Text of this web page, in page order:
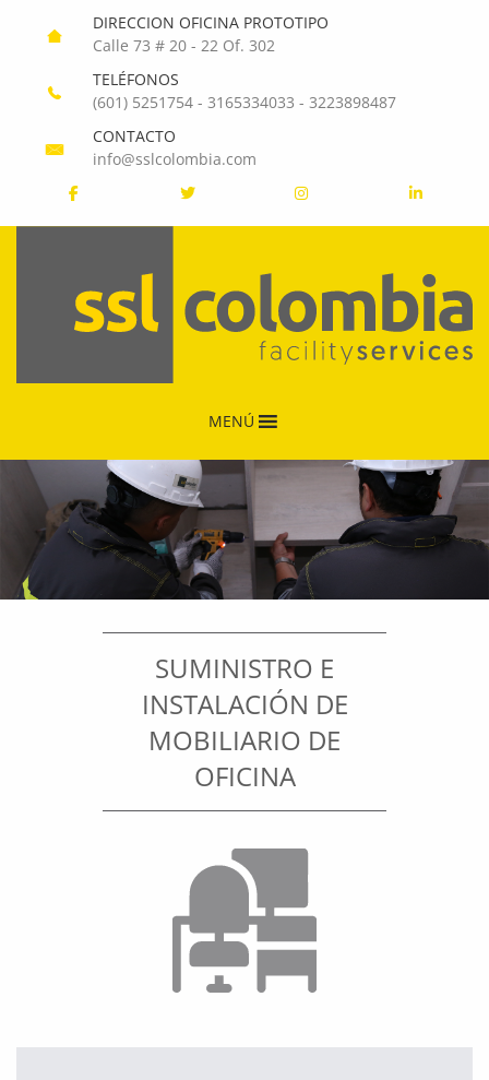
DIRECCION OFICINA PROTOTIPO
Calle 73 # 20 - 22 Of. 302
TELÉFONOS
(601) 5251754- 3165334033 - 3223898487
CONTACTO
info@sslcolombia.com
MENÚ
SUMINISTRO E
INSTALACIÓN DE
MOBILIARIO DE
OFICINA